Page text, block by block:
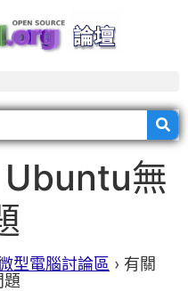
無
型電腦討論區 › 有關
題